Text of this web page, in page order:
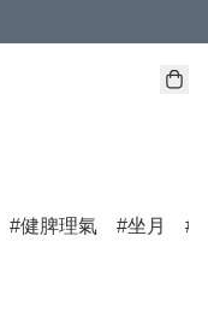
健脾理氣 坐月